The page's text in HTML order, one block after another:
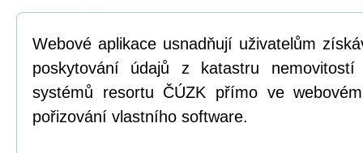
Webové aplikace usnadňují uživatelům
poskytování údajů z katastru
systémů resortu ČÚZK přímo ve
pořizování vlastního software.